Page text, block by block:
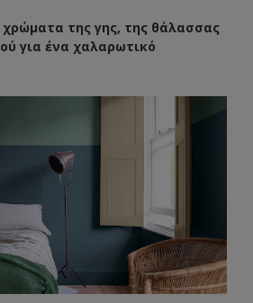
της γης, της θάλασσας
για ένα χαλαρωτικό